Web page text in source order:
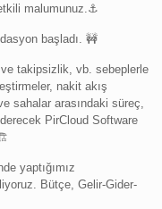
malumunuz.⚓️
başladı. 🚧
takipsizlik, vb. sebeplerle
nakit akış
sahalar arasındaki süreç,
PirCloud Software
yaptığımız
Bütçe, Gelir-Gider-